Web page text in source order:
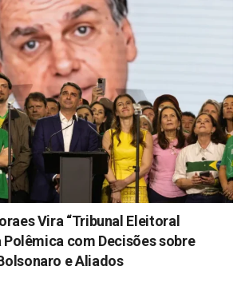
Vira “Tribunal Eleitoral
Polêmica com Decisões sobre
e Aliados